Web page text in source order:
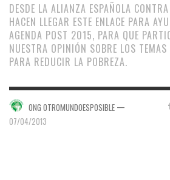
DESDE LA ALIANZA ESPAÑOLA
HACEN LLEGAR ESTE ENLACE PARA
AGENDA POST 2015, PARA QUE
NUESTRA OPINIÓN SOBRE LOS
PARA REDUCIR LA POBREZA.
ONG OTROMUNDOESPOSIBLE —
07/04/2013